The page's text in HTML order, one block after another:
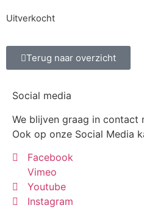
Uitverkocht
Terug naar overzicht
Social media
We blijven graag in contact
Ook op onze Social Media
Facebook
Vimeo
Youtube
Instagram